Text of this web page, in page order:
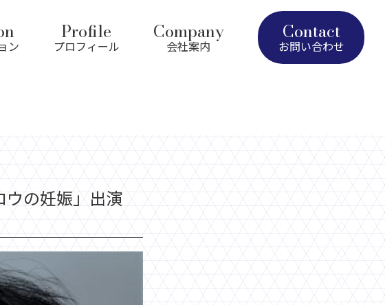
ン
Profile
プロフィール
Company
会社案内
Contact
お問い合わせ
の妊娠」出演